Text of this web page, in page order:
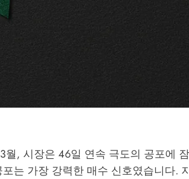
, 시장은 46일 연속 극도의 공포에
는 가장 강력한 매수 신호였습니다.